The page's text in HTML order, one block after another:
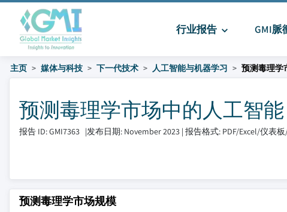
行业报告 GMI脈
主页 媒体与科技 下一代技术 人工智能与机器学习 预测毒理学
预测毒理学市场中的人工智能
报告 ID: GMI7363 |发布日期: November 2023 | 报告格式: PDF/Excel/仪表
预测毒理学市场规模